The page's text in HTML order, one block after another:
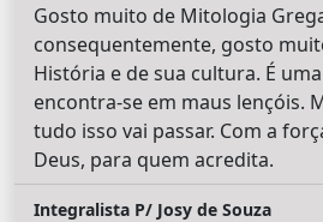
Gosto muito de Mitologia
consequentemente, gosto
História e de sua cultura. É
encontra-se em maus lençóis.
tudo isso vai passar. Com a
Deus, para quem acredita.
Integralista P/ Josy de Souza